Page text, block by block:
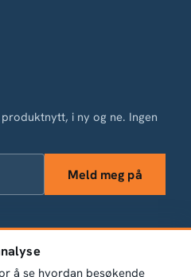
i ny og ne. Ingen
Meld meg på
· Org.nr 556845-1198 ·
å se hvordan besøkende